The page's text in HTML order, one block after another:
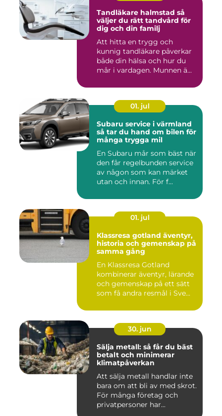
Tandläkare halmstad så
väljer du rätt tandvård för
dig och din familj
Att hitta en trygg och
kunnig tandläkare påverkar
både din hälsa och hur du
mår i vardagen. Munnen ä...
01. jul
Subaru service i värmland
så tar du hand om bilen för
många trygga mil
En Subaru mår som bäst när
den får regelbunden service
av någon som kan märket
utan och innan. För f...
01. jul
Klassresa gotland äventyr,
historia och gemenskap på
samma gång
En Klassresa Gotland
kombinerar äventyr, lärande
och gemenskap på ett sätt
som få andra resmål i Sve...
30. jun
Sälja metall: så får du bäst
betalt och minimerar
klimatpåverkan
Att sälja metall handlar inte
bara om att bli av med skrot.
För många företag och
privatpersoner har...